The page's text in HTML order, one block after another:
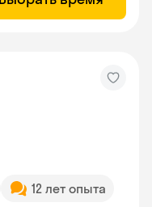
12 лет опыта